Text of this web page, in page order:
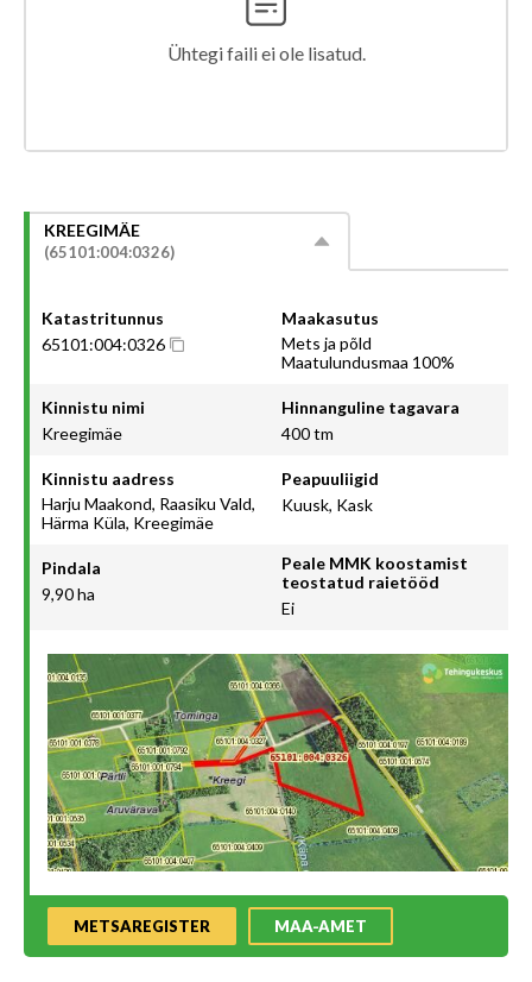
Ühtegi faili ei ole lisatud.
KREEGIMÄE
(65101:004:0326)
Katastritunnus
65101:004:0326
Maakasutus
Mets ja põld
Maatulundusmaa 100%
Kinnistu nimi
Kreegimäe
Hinnanguline tagavara
400 tm
Kinnistu aadress
Harju Maakond, Raasiku Vald,
Härma Küla, Kreegimäe
Peapuuliigid
Kuusk, Kask
Pindala
9,90 ha
Peale MMK koostamist
teostatud raietööd
Ei
METSAREGISTER MAA-AMET